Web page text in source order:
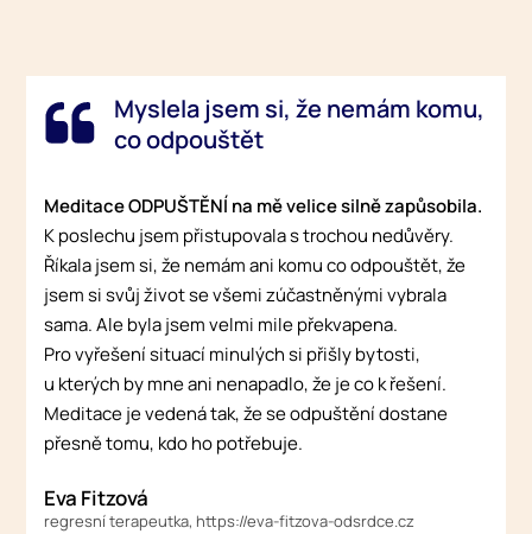
Myslela jsem si, že nemám komu,
co odpouštět
Meditace ODPUŠTĚNÍ na mě velice silně zapůsobila.
K poslechu jsem přistupovala s trochou nedůvěry.
Říkala jsem si, že nemám ani komu co odpouštět, že
jsem si svůj život se všemi zúčastněnými vybrala
sama. Ale byla jsem velmi mile překvapena.
Pro vyřešení situací minulých si přišly bytosti,
u kterých by mne ani nenapadlo, že je co k řešení.
Meditace je vedená tak, že se odpuštění dostane
přesně tomu, kdo ho potřebuje.
Eva Fitzová
regresní terapeutka, https://eva-fitzova-odsrdce.cz